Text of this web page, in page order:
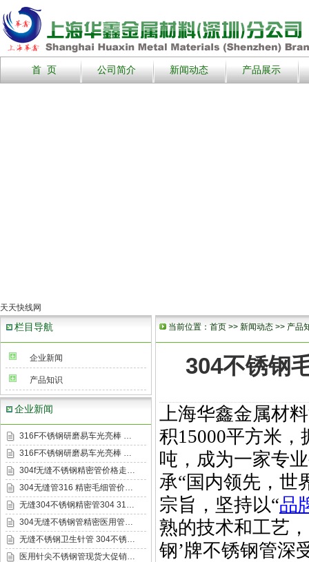
首 页 公司简介 新闻动态 产品展示
天天快线网
栏目导航
企业新闻
产品知识
企业新闻
316F不锈钢研磨易车光亮棒 …
316F不锈钢研磨易车光亮棒 …
304f无缝不锈钢精密管价格走…
304无缝管316 精密毛细管价…
无缝304不锈钢精密管304 31…
304无缝不锈钢管精密医用管…
无缝不锈钢卫生针管 304不锈…
医用针尖不锈钢管现货大促销…
当前位置： 首页 >> 新闻动态 >> 产品
304不锈钢
上海华鑫金属材
积15000平方米，
吨，成为一家专
承“国内领先，世
宗旨，坚持以“品
熟的技术和工艺
钢’牌不锈钢管深